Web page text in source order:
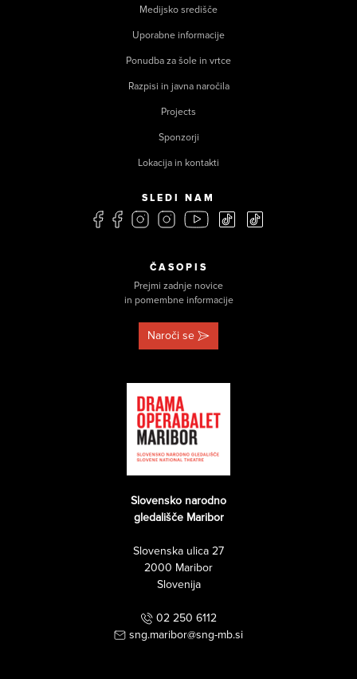
Medijsko središče
Uporabne informacije
Ponudba za šole in vrtce
Razpisi in javna naročila
Projects
Sponzorji
Lokacija in kontakti
SLEDI NAM
ČASOPIS
Prejmi zadnje novice
in pomembne informacije
Naroči se
Slovensko narodno
gledališče Maribor
Slovenska ulica 27
2000 Maribor
Slovenija
02 250 6112
sng.maribor@sng-mb.si